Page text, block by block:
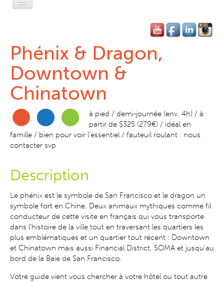
L'Esprit Privé
L'Esprit Léger
L'Esprit Libre
L'Esprit Pratique
L'Esprit SF
Contact-Réservation
Phénix & Dragon,
Downtown &
Chinatown
à pied / demi-journée (env. 4h) / à
partir de $325 (279€) / idéal en
famille / bien pour voir l'essentiel / fauteuil roulant : nous
contacter svp
Description
Le phénix est le symbole de San Francisco et le dragon un
symbole fort en Chine. Deux animaux mythiques comme fil
conducteur de cette visite en français qui vous transporte
dans l'histoire de la ville tout en traversant les quartiers les
plus emblématiques et un quartier tout récent : Downtown
et Chinatown mais aussi Financial District, SOMA et jusqu'au
bord de la Baie de San Francisco.
Votre guide vient vous chercher à votre hôtel ou tout autre